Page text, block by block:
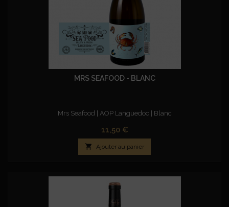
MRS SEAFOOD - BLANC
Mrs Seafood | AOP Languedoc | Blanc
Prix
11,50 €
 Ajouter au panier